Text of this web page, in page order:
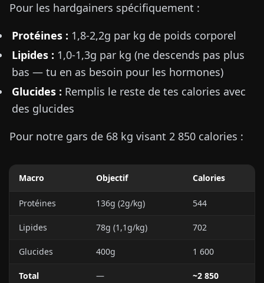
Pour les hardgainers spécifiquement :
Protéines : 1,8-2,2g par kg de poids corporel
Lipides : 1,0-1,3g par kg (ne descends pas plus
bas — tu en as besoin pour les hormones)
Glucides : Remplis le reste de tes calories avec
des glucides
Pour notre gars de 68 kg visant 2 850 calories :
Macro Objectif Calories
Protéines 136g (2g/kg) 544
Lipides 78g (1,1g/kg) 702
Glucides 400g 1 600
Total — ~2 850